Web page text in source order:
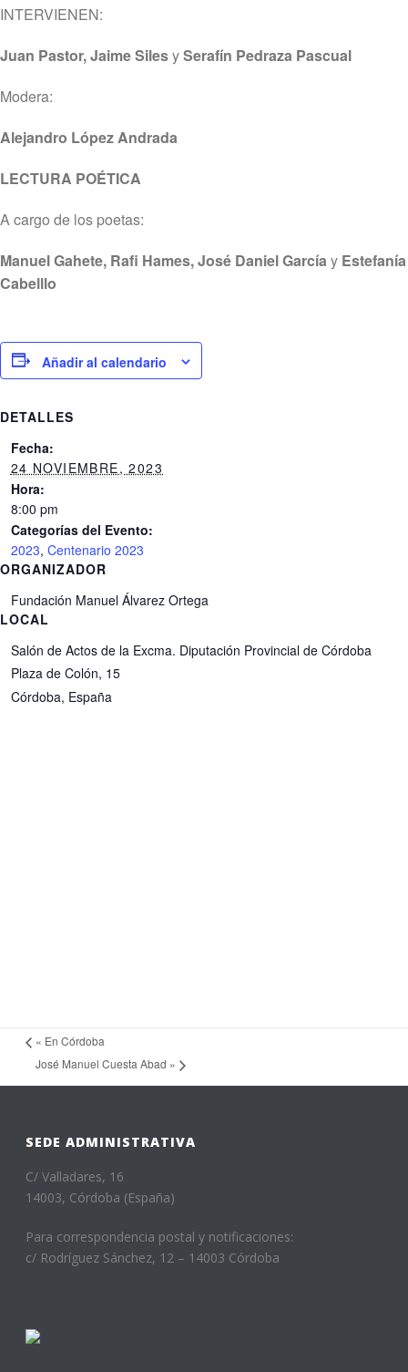
INTERVIENEN:
Juan Pastor, Jaime SilesySerafín Pedraza Pascual
Modera:
Alejandro López Andrada
LECTURA POÉTICA
A cargo de los poetas:
Manuel Gahete, Rafi Hames, José Daniel García y Estefanía
Cabelllo
Añadir al calendario
DETALLES
Fecha:
24 NOVIEMBRE, 2023
Hora:
8:00 pm
Categorías del Evento:
2023, Centenario 2023
ORGANIZADOR
Fundación Manuel Álvarez Ortega
LOCAL
Salón de Actos de la Excma. Diputación Provincial de Córdoba
Plaza de Colón, 15
Córdoba, España
« En Córdoba
José Manuel Cuesta Abad »
SEDE ADMINISTRATIVA
C/ Valladares, 16
14003, Córdoba (España)
Para correspondencia postal y notificaciones:
c/ Rodríguez Sánchez, 12 – 14003 Córdoba